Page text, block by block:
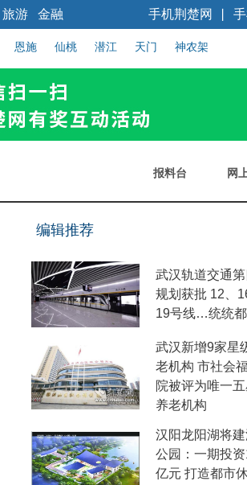
旅游 金融 手机荆楚网
恩施 仙桃 潜江 天门 神农架
报料台 网
编辑推荐
武汉轨道交通第
规划获批 12、
19号线…统统
武汉新增9家星
老机构 市社会
院被评为唯一
养老机构
汉阳龙阳湖将
公园：一期投
亿元 打造都市